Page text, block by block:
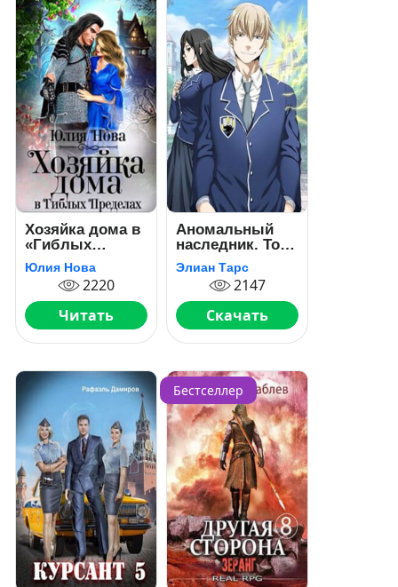
Хозяйка дома в
«Гиблых
Пределах»
Юлия Нова
2220
Читать
Аномальный
наследник. Том
1 и Том 2
Элиан Тарс
2147
Скачать
Бестселлер